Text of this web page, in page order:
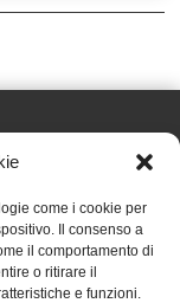
come i cookie per
Il consenso a
il comportamento di
o ritirare il
e funzioni.
0121 353839